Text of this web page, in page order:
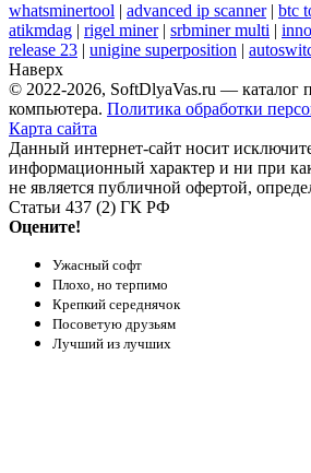
whatsminertool | advanced ip scanner| btc
atikmdag | rigel miner| srbminer multi |
release 23 | unigine superposition |
Наверх
© 2022-2026, SoftDlyaVas.ru — каталог
компьютера. Политика обработки
Карта сайта
Данный интернет-сайт носит
информационный характер и ни при
не является публичной офертой,
Статьи 437 (2) ГК РФ
Оцените!
Ужасный софт
Плохо, но терпимо
Крепкий середнячок
Посоветую друзьям
Лучший из лучших